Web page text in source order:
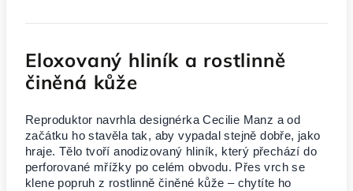
Eloxovaný hliník a rostlinně
činěná kůže
Reproduktor navrhla designérka Cecilie Manz a od
začátku ho stavěla tak, aby vypadal stejně dobře, jako
hraje. Tělo tvoří anodizovaný hliník, který přechází do
perforované mřížky po celém obvodu. Přes vrch se
klene popruh z rostlinně činěné kůže – chytíte ho